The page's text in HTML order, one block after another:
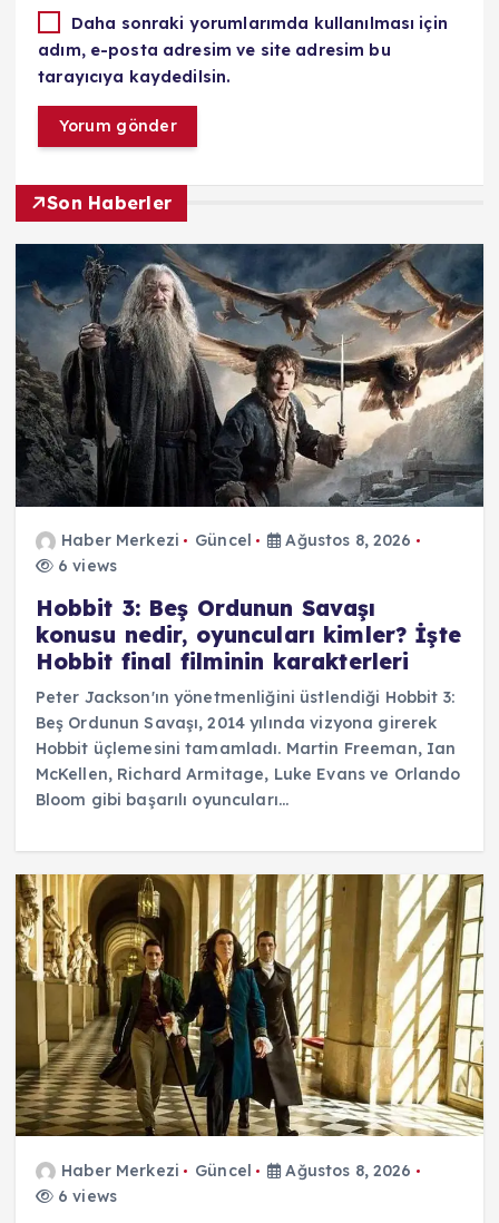
Daha sonraki yorumlarımda kullanılması için
adım, e-posta adresim ve site adresim bu
tarayıcıya kaydedilsin.
Son Haberler
Haber Merkezi Güncel
Ağustos 8, 2026
6 views
Hobbit 3: Beş Ordunun Savaşı
konusu nedir, oyuncuları kimler? İşte
Hobbit final filminin karakterleri
Peter Jackson'ın yönetmenliğini üstlendiği Hobbit 3:
Beş Ordunun Savaşı, 2014 yılında vizyona girerek
Hobbit üçlemesini tamamladı. Martin Freeman, Ian
McKellen, Richard Armitage, Luke Evans ve Orlando
Bloom gibi başarılı oyuncuları…
Haber Merkezi Güncel
Ağustos 8, 2026
6 views